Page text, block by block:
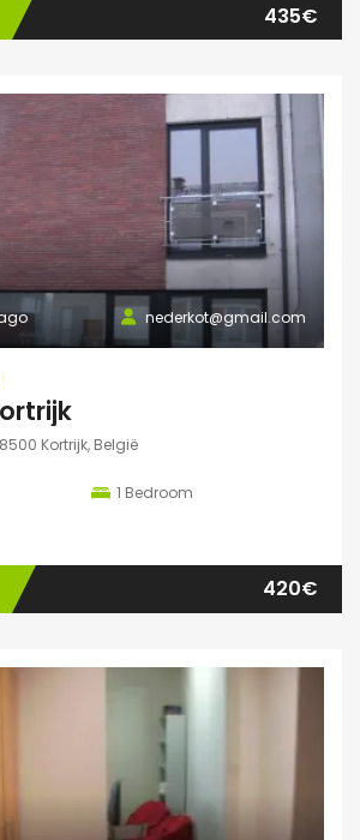
435€
nederkot@gmail.com
Kortrijk, België
1 Bedroom
420€